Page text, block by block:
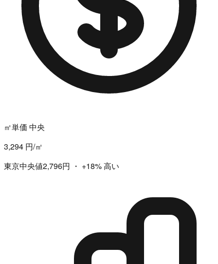
㎡単価 中央
3,294 円/㎡
東京中央値2,796円 ・ +18%高い